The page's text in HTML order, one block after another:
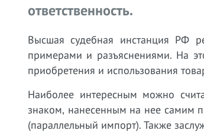
ответственность.
Высшая судебная инстанция РФ
примерами и разъяснениями. На
приобретения и использования
Наиболее интересным можно
знаком, нанесенным на нее самим
(параллельный импорт). Также